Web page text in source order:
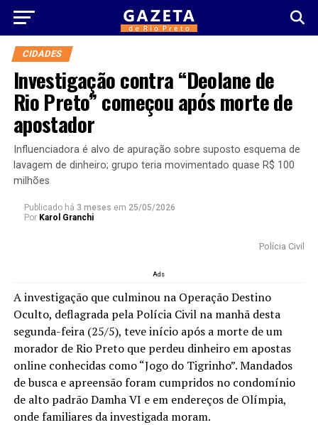
CIDADES
Investigação contra “Deolane de
Rio Preto” começou após morte de
apostador
Influenciadora é alvo de apuração sobre suposto esquema de
lavagem de dinheiro; grupo teria movimentado quase R$ 100
milhões
Publicado há 3 meses em 25/05/2026
Por Karol Granchi
Polícia Civil
Ads
A investigação que culminou na Operação Destino
Oculto, deflagrada pela Polícia Civil na manhã desta
segunda-feira (25/5), teve início após a morte de um
morador de Rio Preto que perdeu dinheiro em apostas
online conhecidas como “Jogo do Tigrinho”. Mandados
de busca e apreensão foram cumpridos no condomínio
de alto padrão Damha VI e em endereços de Olímpia,
onde familiares da investigada moram.